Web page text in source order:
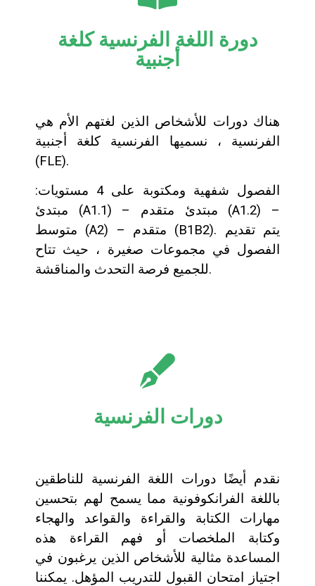
دورة اللغة الفرنسية كلغة
أجنبية
هناك دورات للأشخاص الذين لغتهم الأم هي
الفرنسية ، نسميها الفرنسية كلغة أجنبية
(FLE).
الفصول شفهية ومكتوبة على 4 مستويات:
مبتدئ (A1.1) – مبتدئ متقدم (A1.2) –
متوسط (A2) – متقدم (B1B2). يتم تقديم
الفصول في مجموعات صغيرة ، حيث تتاح
للجميع فرصة التحدث والمناقشة.
دورات الفرنسية
نقدم أيضًا دورات اللغة الفرنسية للناطقين
باللغة الفرانكوفونية مما يسمح لهم بتحسين
مهارات الكتابة والقراءة والقواعد والهجاء
وكتابة الملخصات أو فهم القراءة هذه
المساعدة مثالية للأشخاص الذين يرغبون في
اجتياز امتحان القبول للتدريب المؤهل. يمكننا